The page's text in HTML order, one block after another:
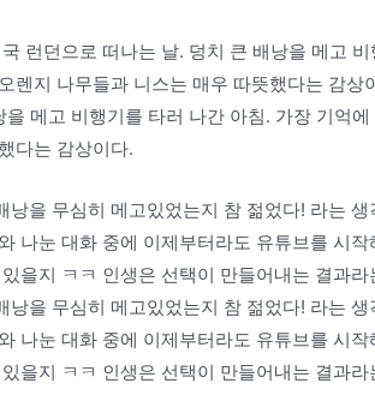
런던으로 떠나는 날. 덩치 큰 배낭을 메고
렌지 나무들과 니스는 매우 따뜻했다는 감상
메고 비행기를 타러 나간 아침. 가장 기억
다는 감상이다.
낭을 무심히 메고있었는지 참 젊었다! 라는
나눈 대화 중에 이제부터라도 유튜브를 시
을지 ㅋㅋ 인생은 선택이 만들어내는 결과
낭을 무심히 메고있었는지 참 젊었다! 라는
나눈 대화 중에 이제부터라도 유튜브를 시
을지 ㅋㅋ 인생은 선택이 만들어내는 결과